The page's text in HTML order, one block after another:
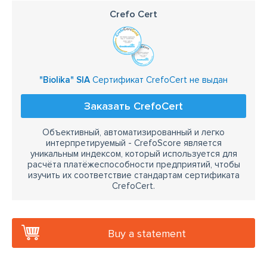
Crefo Cert
"Biolika" SIA Сертификат CrefoCert не выдан
Заказать CrefoCert
Объективный, автоматизированный и легко
интерпретируемый - CrefoScore является
уникальным индексом, который используется для
расчёта платёжеспособности предприятий, чтобы
изучить их соответствие стандартам сертификата
CrefoCert.
Buy a statement